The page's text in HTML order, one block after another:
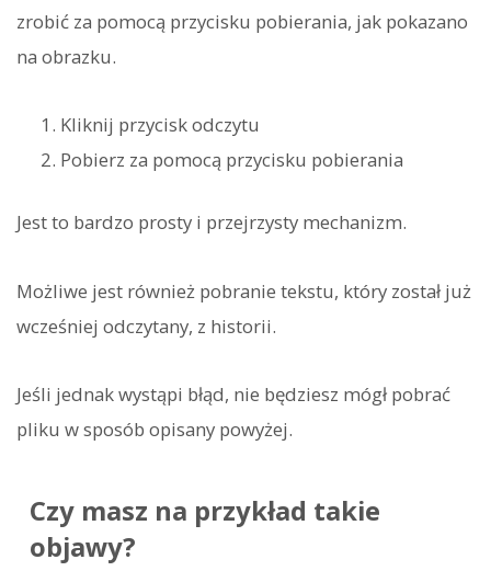
zrobić za pomocą przycisku pobierania, jak pokazano
na obrazku.
Kliknij przycisk odczytu
Pobierz za pomocą przycisku pobierania
Jest to bardzo prosty i przejrzysty mechanizm.
Możliwe jest również pobranie tekstu, który został już
wcześniej odczytany, z historii.
Jeśli jednak wystąpi błąd, nie będziesz mógł pobrać
pliku w sposób opisany powyżej.
Czy masz na przykład takie
objawy?